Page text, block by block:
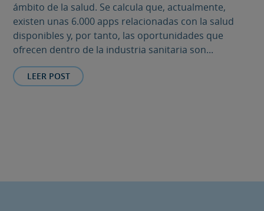
ámbito de la salud. Se calcula que, actualmente,
existen unas 6.000 apps relacionadas con la salud
disponibles y, por tanto, las oportunidades que
ofrecen dentro de la industria sanitaria son...
LEER POST